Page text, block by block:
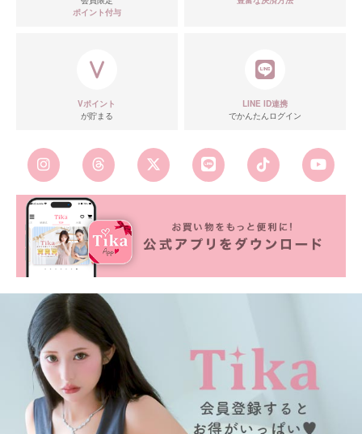
ポイント付与
Vポイント
が貯まる
LINE ID連携
でかんたんログイン